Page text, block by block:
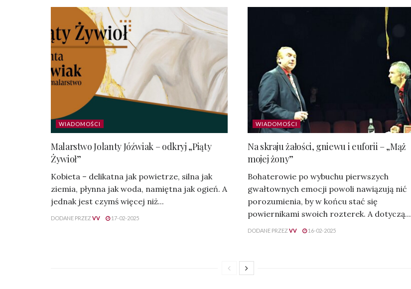
WIADOMOŚCI
Malarstwo Jolanty Jóźwiak – odkryj „Piąty
Żywioł”
Kobieta – delikatna jak powietrze, silna jak
ziemia, płynna jak woda, namiętna jak ogień. A
jednak jest czymś więcej niż...
DODANE PRZEZVV 17-02-2025
WIADOMOŚCI
Na skraju żałości, gniewu i euforii – „Mąż
mojej żony”
Bohaterowie po wybuchu pierwszych
gwałtownych emocji powoli nawiązują nić
porozumienia, by w końcu stać się
powiernikami swoich rozterek. A dotyczą...
DODANE PRZEZVV 16-02-2025